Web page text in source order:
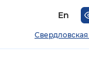
En
Свердловская